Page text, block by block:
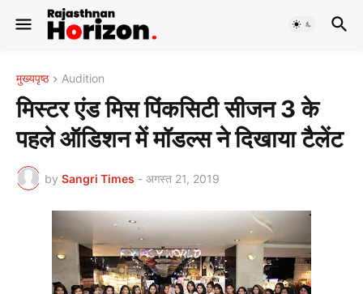
मुख्यपृष्ठ Audition
मिस्टर एंड मिस पिंकसिटी सीजन 3 के
पहले ऑडिशन में मॉडल्स ने दिखाया टैलेंट
by Sangri Times - अगस्त 21, 2019